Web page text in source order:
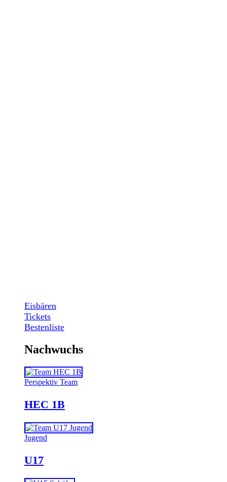
Eisbären
Tickets
Bestenliste
Nachwuchs
Perspektiv Team
HEC 1B
Jugend
U17